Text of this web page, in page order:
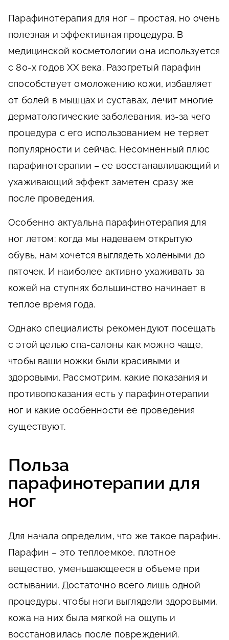
Парафинотерапия для ног – простая, но очень
полезная и эффективная процедура. В
медицинской косметологии она используется
с 80-х годов XX века. Разогретый парафин
способствует омоложению кожи, избавляет
от болей в мышцах и суставах, лечит многие
дерматологические заболевания, из-за чего
процедура с его использованием не теряет
популярности и сейчас. Несомненный плюс
парафинотерапии – ее восстанавливающий и
ухаживающий эффект заметен сразу же
после проведения.
Особенно актуальна парафинотерапия для
ног летом: когда мы надеваем открытую
обувь, нам хочется выглядеть холеными до
пяточек. И наиболее активно ухаживать за
кожей на ступнях большинство начинает в
теплое время года.
Однако специалисты рекомендуют посещать
с этой целью спа-салоны как можно чаще,
чтобы ваши ножки были красивыми и
здоровыми. Рассмотрим, какие показания и
противопоказания есть у парафинотерапии
ног и какие особенности ее проведения
существуют.
Польза
парафинотерапии для
ног
Для начала определим, что же такое парафин.
Парафин – это теплоемкое, плотное
вещество, уменьшающееся в объеме при
остывании. Достаточно всего лишь одной
процедуры, чтобы ноги выглядели здоровыми,
кожа на них была мягкой на ощупь и
восстановилась после повреждений.